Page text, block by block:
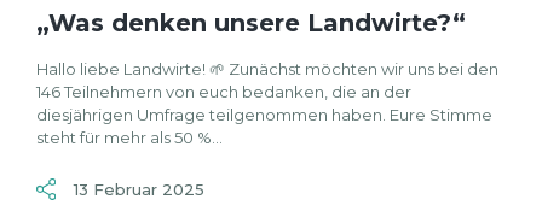
„Was denken unsere Landwirte?“
Hallo liebe Landwirte! 🌱 Zunächst möchten wir uns bei den
146 Teilnehmern von euch bedanken, die an der
diesjährigen Umfrage teilgenommen haben. Eure Stimme
steht für mehr als 50 %...
13 Februar 2025